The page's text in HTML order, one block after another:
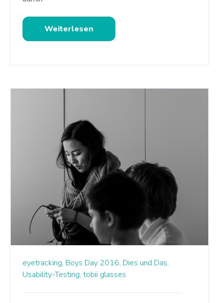
Weiterlesen
eyetracking, Boys Day 2016, Dies und Das,
Usability-Testing, tobii glasses